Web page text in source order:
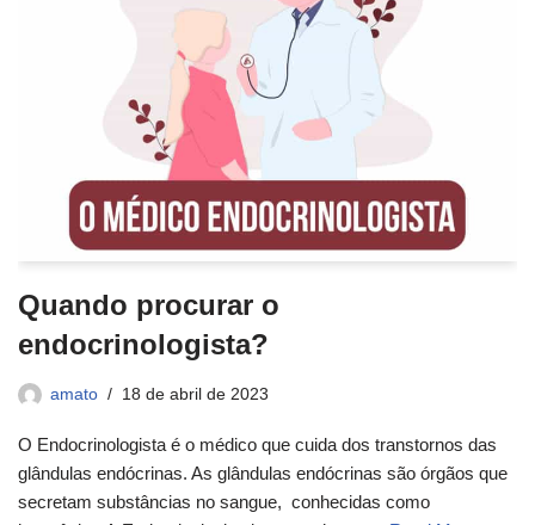
Quando procurar o
endocrinologista?
amato 18 de abril de 2023
O Endocrinologista é o médico que cuida dos transtornos das
glândulas endócrinas. As glândulas endócrinas são órgãos que
secretam substâncias no sangue, conhecidas como